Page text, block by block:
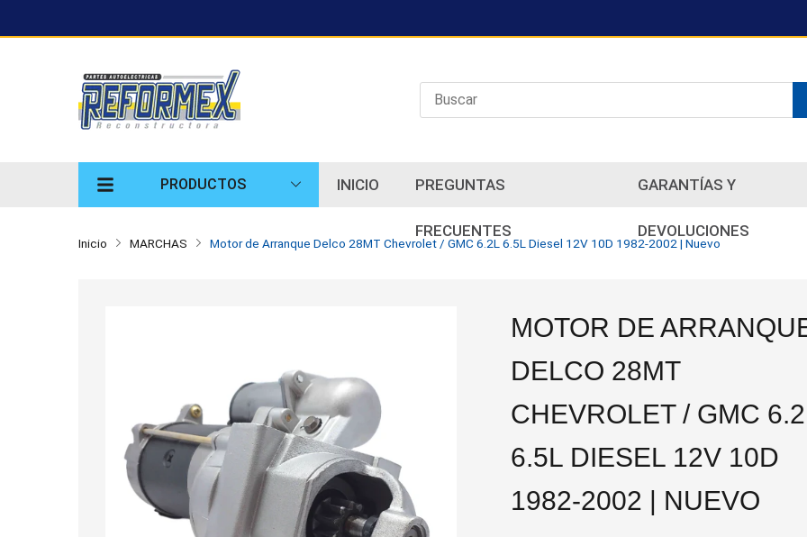
PRODUCTOS INICIO PREGUNTAS
FRECUENTES
GARANTÍAS Y
DEVOLUCIONES
Inicio MARCHAS Motor de Arranque Delco 28MT Chevrolet / GMC 6.2L 6.5L Diesel 12V 10D 1982-2002 | Nuevo
MOTOR DE
DELCO 28MT
CHEVROLET / GMC
6.5L DIESEL 12V 10D
1982-2002 | NUEVO